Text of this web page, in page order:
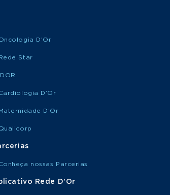
D'Or
Star
D’Or
D'Or
nossas Parcerias
Rede D'Or